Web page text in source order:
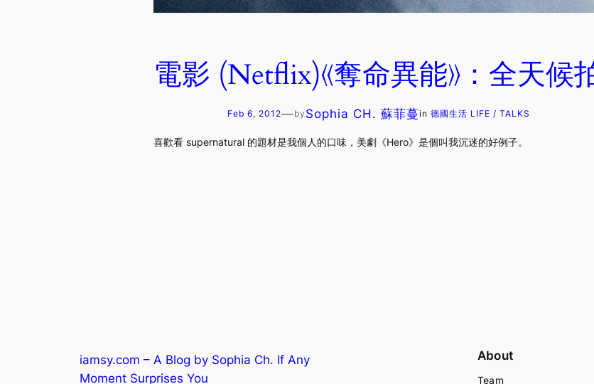
電影 (Netflix)《奪命異能》：全天候
Feb 6, 2012—by Sophia CH. 蘇菲蔓in 德國生活 LIFE / TALKS
喜歡看 supernatural 的題材是我個人的口味，美劇《Hero》是個叫我沉迷的好例子。
iamsy.com – A Blog by Sophia Ch. If Any
Moment Surprises You
About
Team